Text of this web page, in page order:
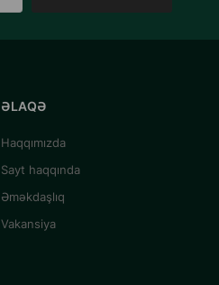
ƏLAQƏ
Haqqımızda
Sayt haqqında
Əməkdaşlıq
Vakansiya